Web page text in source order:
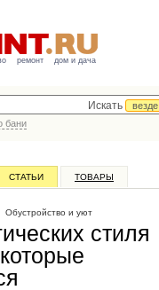
ремонт дом и дача
Искать
везде
бани
СТАТЬИ ТОВАРЫ
Обустройство и уют
стиля